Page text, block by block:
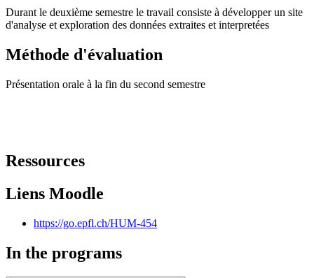
Durant le deuxième semestre le travail consiste à développer un site
d'analyse et exploration des données extraites et interpretées
Méthode d'évaluation
Présentation orale à la fin du second semestre
Ressources
Liens Moodle
https://go.epfl.ch/HUM-454
In the programs